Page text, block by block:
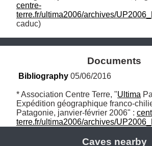
centre-
terre.fr/ultima2006/archives/
caduc)
Documents
Bibliography 05/06/2016
* Association Centre Terre, "Ultima
Expédition géographique franco-
Patagonie, janvier-février 2006" :
terre.fr/ultima2006/archives/
Caves nearby